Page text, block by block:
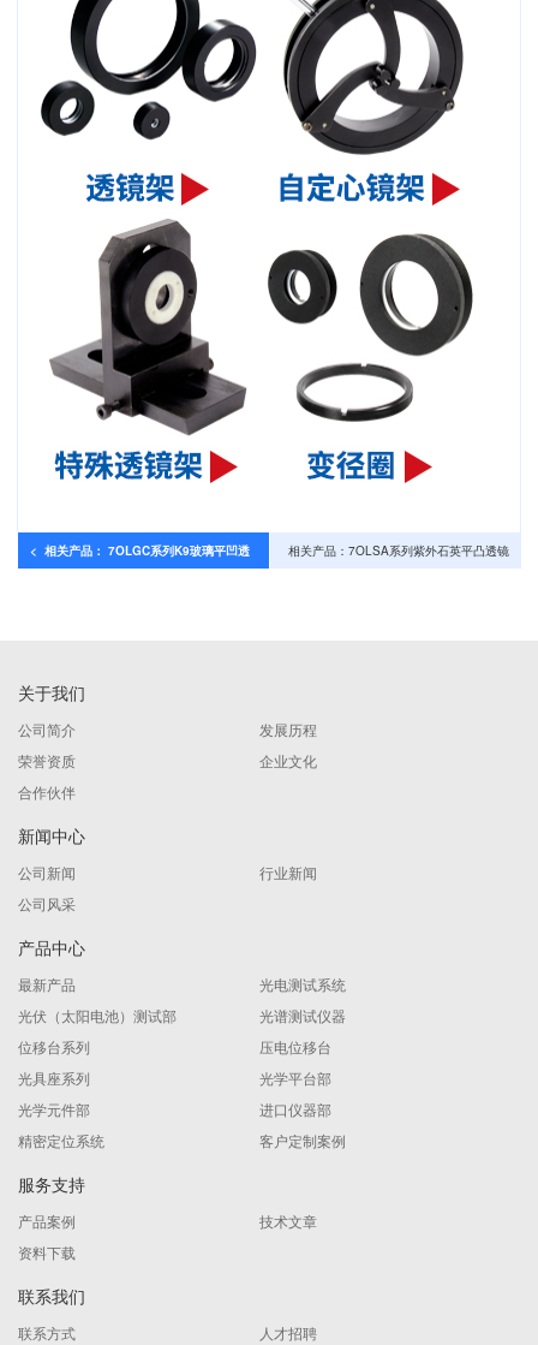
< 相关产品： 7OLGC系列K9玻璃平凹透 相关产品：7OLSA系列紫外石英平凸透镜
关于我们
公司简介
发展历程
荣誉资质
企业文化
合作伙伴
新闻中心
公司新闻
行业新闻
公司风采
产品中心
最新产品
光电测试系统
光伏（太阳电池）测试部
光谱测试仪器
位移台系列
压电位移台
光具座系列
光学平台部
光学元件部
进口仪器部
精密定位系统
客户定制案例
服务支持
产品案例
技术文章
资料下载
联系我们
联系方式 人才招聘